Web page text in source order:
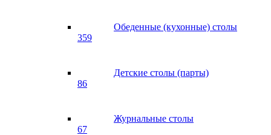
Обеденные (кухонные) столы
359
Детские столы (парты)
86
Журнальные столы
67